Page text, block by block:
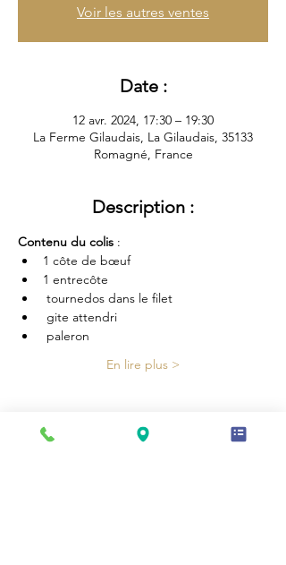
Voir les autres ventes
Date :
12 avr. 2024, 17:30 – 19:30
La Ferme Gilaudais, La Gilaudais, 35133
Romagné, France
Description :
Contenu du colis :
1 côte de bœuf
1 entrecôte
tournedos dans le filet
gite attendri
paleron
En lire plus >